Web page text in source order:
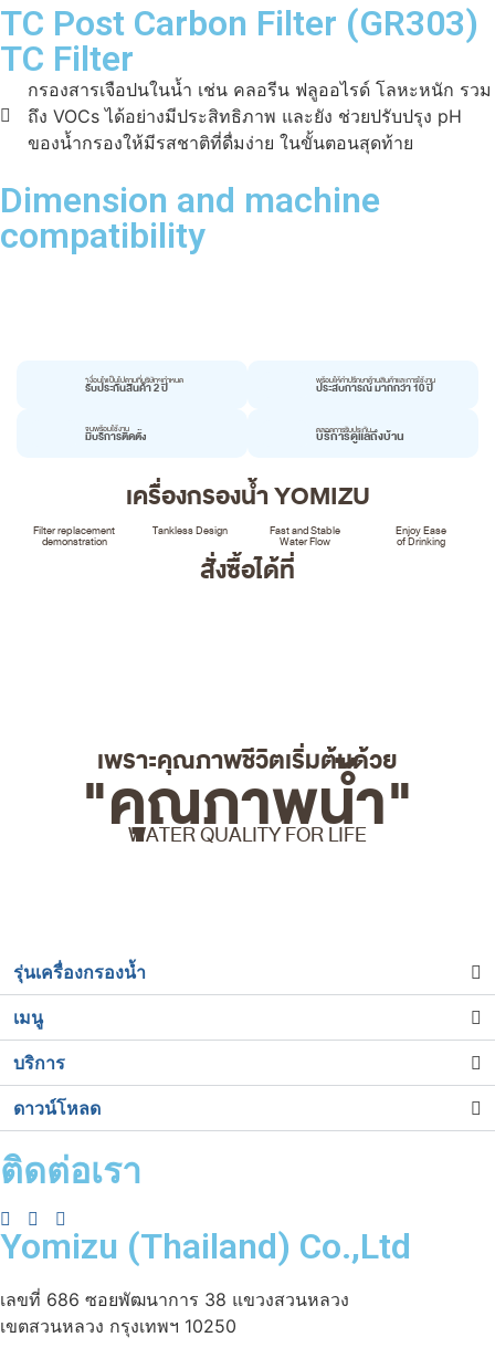
TC Post Carbon Filter (GR303)
TC Filter
กรองสารเจือปนในน้ำ เช่น คลอรีน ฟลูออไรด์ โลหะหนัก รวม
ถึง VOCs ได้อย่างมีประสิทธิภาพ และยัง ช่วยปรับปรุง pH
ของน้ำกรองให้มีรสชาติที่ดื่มง่าย ในขั้นตอนสุดท้าย
Dimension and machine
compatibility
รับประกันสินค้า 2 ปี
*เงื่อนไขเป็นไปตามที่บริษัทฯกำหนด ประสบการณ์ มากกว่า 10 ปี
พร้อมให้คำปรึกษาด้านสินค้าและการใช้งาน
มีบริการติดตั้ง
จนพร้อมใช้งาน บริการดูแลถึงบ้าน
ตลอดการรับประกัน
เครื่องกรองน้ำ YOMIZU
Filter replacement
demonstration
Tankless Design Fast and Stable
Water Flow
Enjoy Ease
of Drinking
สั่งซื้อได้ที่
เพราะคุณภาพชีวิตเริ่มต้นด้วย
"คุณภาพน้ำ"
WATER QUALITY FOR LIFE
รุ่นเครื่องกรองน้ำ
เมนู
บริการ
ดาวน์โหลด
ติดต่อเรา
Yomizu (Thailand) Co.,Ltd
เลขที่ 686 ซอยพัฒนาการ 38 แขวงสวนหลวง
เขตสวนหลวง กรุงเทพฯ 10250